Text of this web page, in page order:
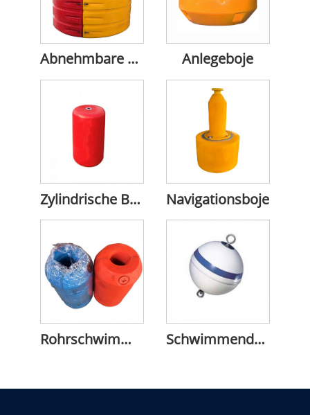
Abnehmbare Navigationsboje Anlegeboje
Zylindrische Boje Navigationsboje
Rohrschwimmer Schwimmender Bojenball aus PE